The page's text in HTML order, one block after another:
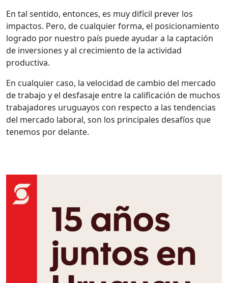
En tal sentido, entonces, es muy difícil prever los
impactos. Pero, de cualquier forma, el posicionamiento
logrado por nuestro país puede ayudar a la captación
de inversiones y al crecimiento de la actividad
productiva.
En cualquier caso, la velocidad de cambio del mercado
de trabajo y el desfasaje entre la calificación de muchos
trabajadores uruguayos con respecto a las tendencias
del mercado laboral, son los principales desafíos que
tenemos por delante.